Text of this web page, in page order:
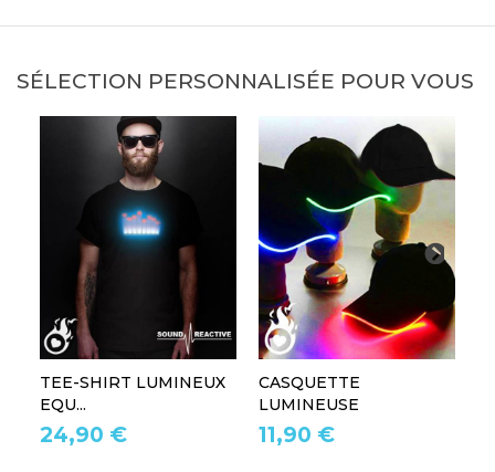
SÉLECTION PERSONNALISÉE POUR VOUS
TEE-SHIRT LUMINEUX
EQU...
24,90 €
CASQUETTE
LUMINEUSE
11,90 €